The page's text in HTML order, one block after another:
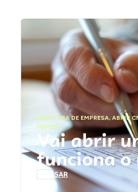
ABERTURA DE EMPRESA,ABRIR
FEDERAL
Vai abrir
funciona o
ACESSAR